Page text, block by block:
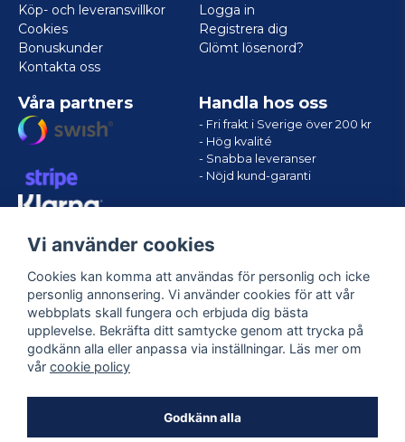
Köp- och leveransvillkor
Cookies
Bonuskunder
Kontakta oss
Logga in
Registrera dig
Glömt lösenord?
Våra partners Handla hos oss
- Fri frakt i Sverige över 200 kr
- Hög kvalité
- Snabba leveranser
- Nöjd kund-garanti
Följ oss
Vi använder cookies
Cookies kan komma att användas för personlig och icke
personlig annonsering. Vi använder cookies för att vår
webbplats skall fungera och erbjuda dig bästa
upplevelse. Bekräfta ditt samtycke genom att trycka på
godkänn alla eller anpassa via inställningar. Läs mer om
vår cookie policy
Godkänn alla